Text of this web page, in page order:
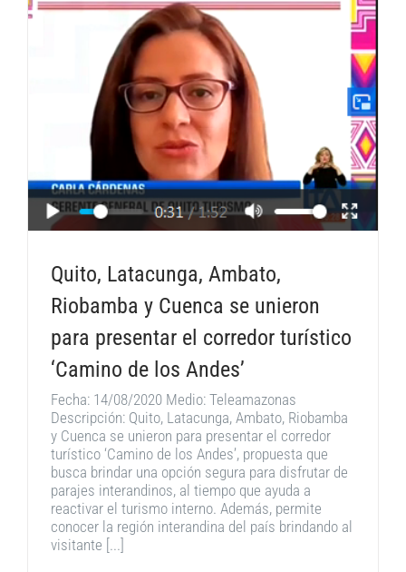
Quito, Latacunga, Ambato,
Riobamba y Cuenca se unieron
para presentar el corredor turístico
‘Camino de los Andes’
Fecha: 14/08/2020 Medio: Teleamazonas
Descripción: Quito, Latacunga, Ambato, Riobamba
y Cuenca se unieron para presentar el corredor
turístico ‘Camino de los Andes’, propuesta que
busca brindar una opción segura para disfrutar de
parajes interandinos, al tiempo que ayuda a
reactivar el turismo interno. Además, permite
conocer la región interandina del país brindando al
visitante [...]